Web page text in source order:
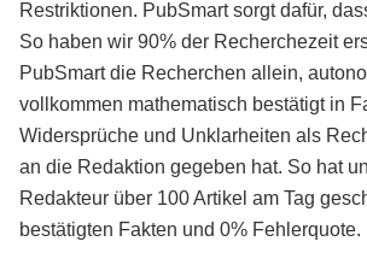
Restriktionen. PubSmart sorgt dafür,
So haben wir 90% der Recherchezeit
PubSmart die Recherchen allein,
vollkommen mathematisch bestätigt in
Widersprüche und Unklarheiten als
an die Redaktion gegeben hat. So hat
Redakteur über 100 Artikel am Tag
bestätigten Fakten und 0% Fehlerquote.